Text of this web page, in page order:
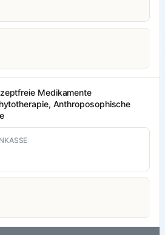
Medikamente
Anthroposophische